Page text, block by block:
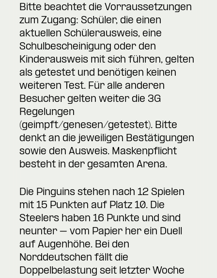
Bitte beachtet die Vorraussetzungen
zum Zugang: Schüler, die einen
aktuellen Schülerausweis, eine
Schulbescheinigung oder den
Kinderausweis mit sich führen, gelten
als getestet und benötigen keinen
weiteren Test. Für alle anderen
Besucher gelten weiter die 3G
Regelungen
(geimpft/genesen/getestet). Bitte
denkt an die jeweiligen Bestätigungen
sowie den Ausweis. Maskenpflicht
besteht in der gesamten Arena.
Die Pinguins stehen nach 12 Spielen
mit 15 Punkten auf Platz 10. Die
Steelers haben 16 Punkte und sind
neunter – vom Papier her ein Duell
auf Augenhöhe. Bei den
Norddeutschen fällt die
Doppelbelastung seit letzter Woche